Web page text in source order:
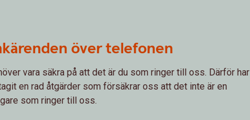
över telefonen
vara säkra på att det är du som ringer till oss. Därför har
en rad åtgärder som försäkrar oss att det inte är en
som ringer till oss.